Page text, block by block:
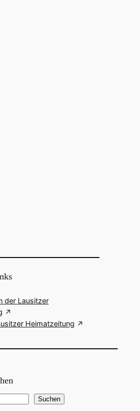
der Lausitzer
Heimatzeitung
Suchen